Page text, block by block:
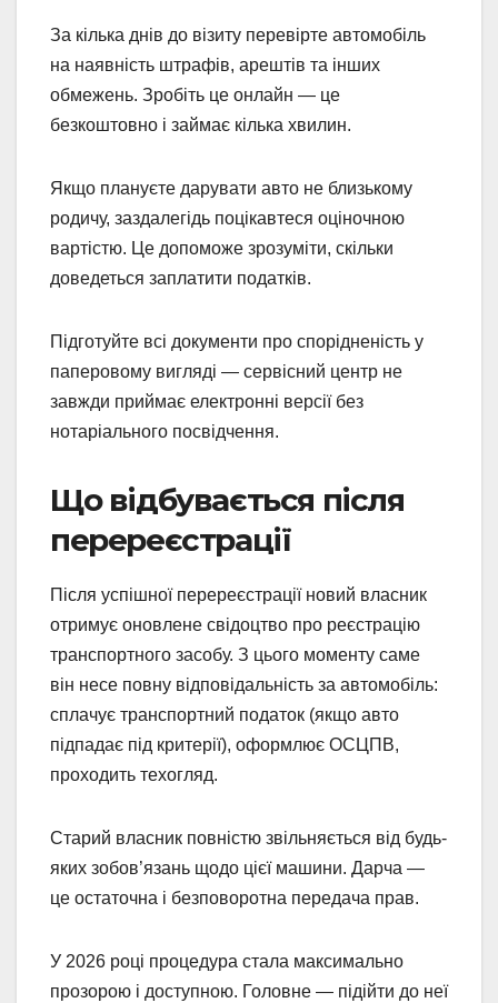
За кілька днів до візиту перевірте автомобіль
на наявність штрафів, арештів та інших
обмежень. Зробіть це онлайн — це
безкоштовно і займає кілька хвилин.
Якщо плануєте дарувати авто не близькому
родичу, заздалегідь поцікавтеся оціночною
вартістю. Це допоможе зрозуміти, скільки
доведеться заплатити податків.
Підготуйте всі документи про спорідненість у
паперовому вигляді — сервісний центр не
завжди приймає електронні версії без
нотаріального посвідчення.
Що відбувається після
перереєстрації
Після успішної перереєстрації новий власник
отримує оновлене свідоцтво про реєстрацію
транспортного засобу. З цього моменту саме
він несе повну відповідальність за автомобіль:
сплачує транспортний податок (якщо авто
підпадає під критерії), оформлює ОСЦПВ,
проходить техогляд.
Старий власник повністю звільняється від будь-
яких зобов’язань щодо цієї машини. Дарча —
це остаточна і безповоротна передача прав.
У 2026 році процедура стала максимально
прозорою і доступною. Головне — підійти до неї